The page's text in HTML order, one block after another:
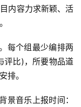
内容力求新颖、活
每个组最少编排两
评比)，所要物品道
排。
景音乐上报时间：